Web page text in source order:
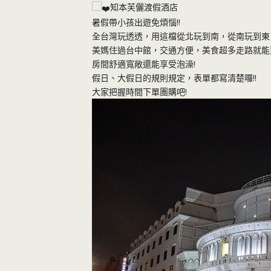
知本芙儷渡假酒店
暑假帶小孩出遊免煩惱!!
全台灣玩透透，用這檔從北玩到南，從南玩到東
美媽住過台中館，交通方便，美食超多走路就
房間舒適寬敞還能享受泡澡!
假日、大假日的規則規定，表單都寫清楚囉!!
大家把握時間下單團購吧!